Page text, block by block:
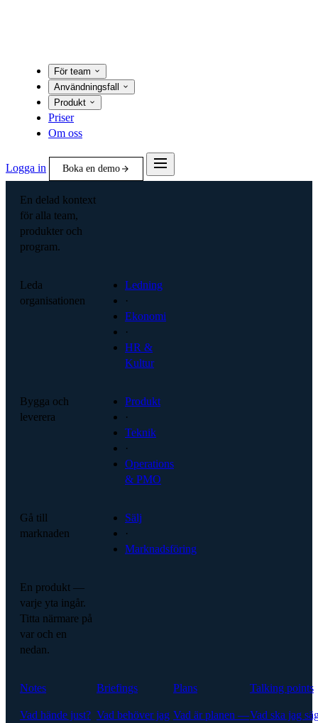
För team
Användningsfall
Produkt
Priser
Om oss
Logga in Boka en demo
En delad kontext
för alla team,
produkter och
program.
Leda
organisationen
Ledning
·
Ekonomi
·
HR &
Kultur
Bygga och
leverera
Produkt
·
Teknik
·
Operations
& PMO
Gå till
marknaden
Sälj
·
Marknadsföring
En produkt —
varje yta ingår.
Titta närmare på
var och en
nedan.
Notes
Vad hände just?
Briefings
Vad behöver jag
Plans
Vad är planen —
Talking points
Vad ska jag